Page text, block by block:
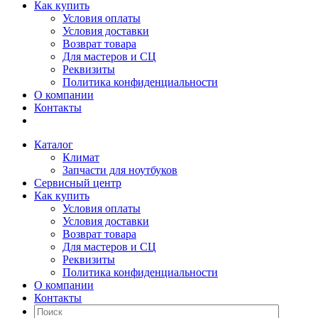
Как купить
Условия оплаты
Условия доставки
Возврат товара
Для мастеров и СЦ
Реквизиты
Политика конфиденциальности
О компании
Контакты
Каталог
Климат
Запчасти для ноутбуков
Сервисный центр
Как купить
Условия оплаты
Условия доставки
Возврат товара
Для мастеров и СЦ
Реквизиты
Политика конфиденциальности
О компании
Контакты